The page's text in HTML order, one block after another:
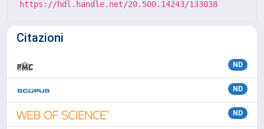
https://hdl.handle.net/20.500.14243/133038
Citazioni
ND
ND
ND